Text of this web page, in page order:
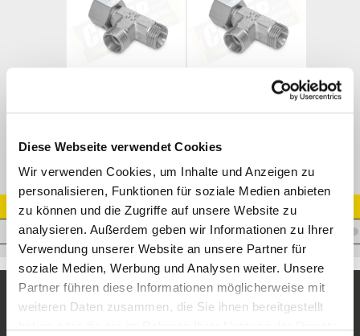
Diese Webseite verwendet Cookies
Wir verwenden Cookies, um Inhalte und Anzeigen zu
personalisieren, Funktionen für soziale Medien anbieten
zu können und die Zugriffe auf unsere Website zu
analysieren. Außerdem geben wir Informationen zu Ihrer
Verwendung unserer Website an unsere Partner für
soziale Medien, Werbung und Analysen weiter. Unsere
Partner führen diese Informationen möglicherweise mit
weiteren Daten zusammen, die Sie ihnen bereitgestellt
Artikel Nr.
V.XLEDL35